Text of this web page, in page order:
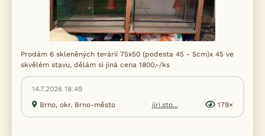
Prodám 6 skleněných terárií 75x50 (podesta 45 - 5cm)x 45 ve
skvělém stavu, dělám si jiná cena 1800,-/ks
14.7.2026 18:49
Brno, okr. Brno-město
jiri.sto... 179×